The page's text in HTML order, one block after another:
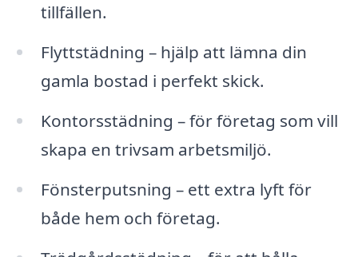
tillfällen.
Flyttstädning – hjälp att lämna din
gamla bostad i perfekt skick.
Kontorsstädning – för företag som vill
skapa en trivsam arbetsmiljö.
Fönsterputsning – ett extra lyft för
både hem och företag.